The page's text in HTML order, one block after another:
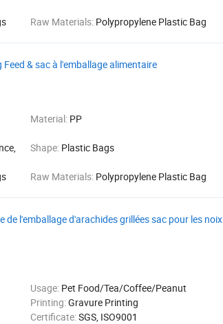
Raw Materials: Polypropylene Plastic Bag
& sac à l'emballage alimentaire
Material: PP
Shape: Plastic Bags
Raw Materials: Polypropylene Plastic Bag
de l'emballage d'arachides grillées sac pour les noix
Usage: Pet Food/Tea/Coffee/Peanut
Printing:Gravure Printing
Certificate:SGS, ISO9001